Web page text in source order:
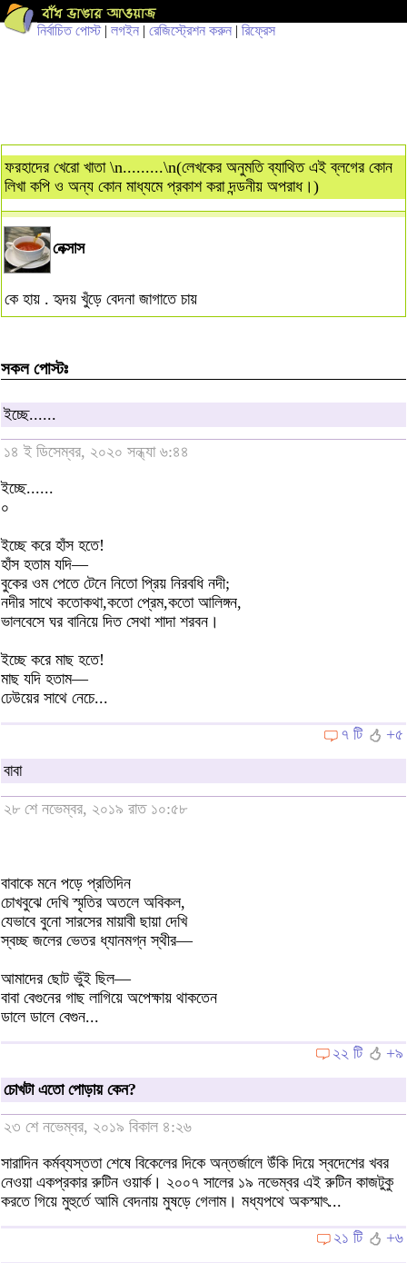
নির্বাচিত পোস্ট| লগইন | রেজিস্ট্রেশন করুন | রিফ্রেস
ফরহাদের খেরো খাতা \n.........\n(লেখকের অনুমতি ব্যাথিত এই ব্লগের কোন
লিখা কপি ও অন্য কোন মাধ্যমে প্রকাশ করা দন্ডনীয় অপরাধ।)
নেক্সাস
কে হায় . হৃদয় খুঁড়ে বেদনা জাগাতে চায়
সকল পোস্টঃ
ইচ্ছে......
১৪ ই ডিসেম্বর, ২০২০ সন্ধ্যা ৬:৪৪
ইচ্ছে......
০
ইচ্ছে করে হাঁস হতে!
হাঁস হতাম যদি—
বুকের ওম পেতে টেনে নিতো প্রিয় নিরবধি নদী;
নদীর সাথে কতোকথা,কতো প্রেম,কতো আলিঙ্গন,
ভালবেসে ঘর বানিয়ে দিত সেথা শাদা শরবন।
ইচ্ছে করে মাছ হতে!
মাছ যদি হতাম—
ঢেউয়ের সাথে নেচে...
৭ টি
+৫
বাবা
২৮ শে নভেম্বর, ২০১৯ রাত ১০:৫৮
বাবাকে মনে পড়ে প্রতিদিন
চোখবুঝে দেখি স্মৃতির অতলে অবিকল,
যেভাবে বুনো সারসের মায়াবী ছায়া দেখি
স্বচ্ছ জলের ভেতর ধ্যানমগ্ন স্থীর—
আমাদের ছোট ভুঁই ছিল—
বাবা বেগুনের গাছ লাগিয়ে অপেক্ষায় থাকতেন
ডালে ডালে বেগুন...
২২ টি
+৯
চোখটা এতো পোড়ায় কেন?
২৩ শে নভেম্বর, ২০১৯ বিকাল ৪:২৬
সারাদিন কর্মব্যস্ততা শেষে বিকেলের দিকে অন্তর্জালে উঁকি দিয়ে স্বদেশের খবর
নেওয়া একপ্রকার রুটিন ওয়ার্ক। ২০০৭ সালের ১৯ নভেম্বর এই রুটিন কাজটুকু
করতে গিয়ে মুহুর্তে আমি বেদনায় মুষড়ে গেলাম। মধ্যপথে অকস্মাৎ...
২১ টি
+৬